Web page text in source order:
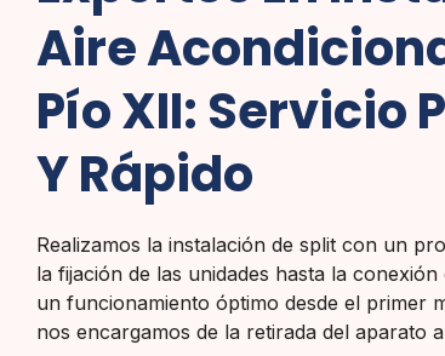
Aire
Pío XII: Servicio
Y Rápido
Realizamos la instalación de split con un
la fijación de las unidades hasta la
un funcionamiento óptimo desde el primer
nos encargamos de la retirada del aparato